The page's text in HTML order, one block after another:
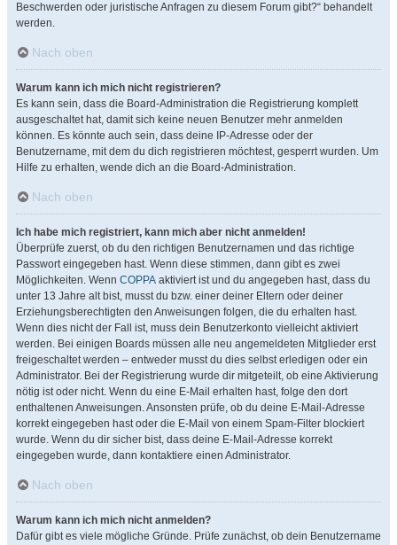
Beschwerden oder juristische Anfragen zu diesem Forum gibt?“ behandelt
werden.
Nach oben
Warum kann ich mich nicht registrieren?
Es kann sein, dass die Board-Administration die Registrierung komplett
ausgeschaltet hat, damit sich keine neuen Benutzer mehr anmelden
können. Es könnte auch sein, dass deine IP-Adresse oder der
Benutzername, mit dem du dich registrieren möchtest, gesperrt wurden. Um
Hilfe zu erhalten, wende dich an die Board-Administration.
Nach oben
Ich habe mich registriert, kann mich aber nicht anmelden!
Überprüfe zuerst, ob du den richtigen Benutzernamen und das richtige
Passwort eingegeben hast. Wenn diese stimmen, dann gibt es zwei
Möglichkeiten. Wenn COPPA aktiviert ist und du angegeben hast, dass du
unter 13 Jahre alt bist, musst du bzw. einer deiner Eltern oder deiner
Erziehungsberechtigten den Anweisungen folgen, die du erhalten hast.
Wenn dies nicht der Fall ist, muss dein Benutzerkonto vielleicht aktiviert
werden. Bei einigen Boards müssen alle neu angemeldeten Mitglieder erst
freigeschaltet werden – entweder musst du dies selbst erledigen oder ein
Administrator. Bei der Registrierung wurde dir mitgeteilt, ob eine Aktivierung
nötig ist oder nicht. Wenn du eine E-Mail erhalten hast, folge den dort
enthaltenen Anweisungen. Ansonsten prüfe, ob du deine E-Mail-Adresse
korrekt eingegeben hast oder die E-Mail von einem Spam-Filter blockiert
wurde. Wenn du dir sicher bist, dass deine E-Mail-Adresse korrekt
eingegeben wurde, dann kontaktiere einen Administrator.
Nach oben
Warum kann ich mich nicht anmelden?
Dafür gibt es viele mögliche Gründe. Prüfe zunächst, ob dein Benutzername